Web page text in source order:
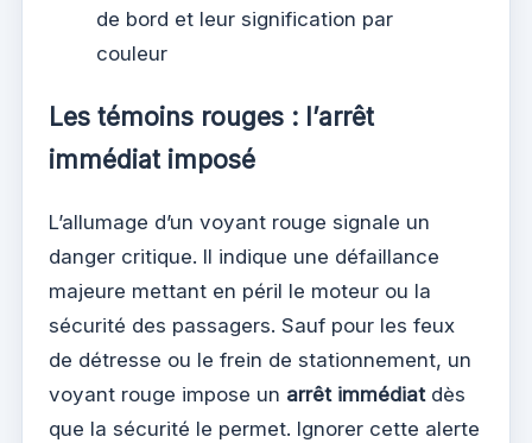
de bord et leur signification par
couleur
Les témoins rouges : l’arrêt
immédiat imposé
L’allumage d’un voyant rouge signale un
danger critique. Il indique une défaillance
majeure mettant en péril le moteur ou la
sécurité des passagers. Sauf pour les feux
de détresse ou le frein de stationnement, un
voyant rouge impose un arrêt immédiatdès
que la sécurité le permet. Ignorer cette alerte